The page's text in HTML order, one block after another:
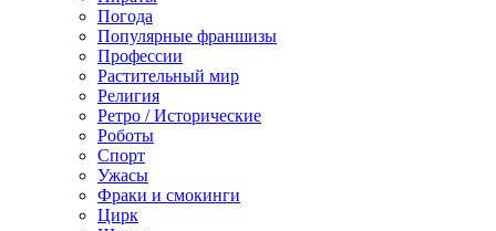
Погода
Популярные франшизы
Профессии
Растительный мир
Религия
Ретро / Исторические
Роботы
Спорт
Ужасы
Фраки и смокинги
Цирк